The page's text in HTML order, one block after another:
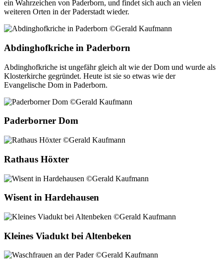
ein Wahrzeichen von Paderborn, und findet sich auch an vielen
weiteren Orten in der Paderstadt wieder.
Abdinghofkriche in Paderborn
Abdinghofkriche ist ungefähr gleich alt wie der Dom und wurde als
Klosterkirche gegründet. Heute ist sie so etwas wie der
Evangelische Dom in Paderborn.
Paderborner Dom
Rathaus Höxter
Wisent in Hardehausen
Kleines Viadukt bei Altenbeken